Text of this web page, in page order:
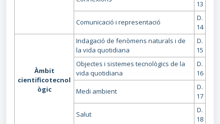
13
Comunicació i representació
D.
14
Àmbit
cientificotecnol
ògic
Indagació de fenòmens naturals i de
la vida quotidiana
D.
15
Objectes i sistemes tecnològics de la
vida quotidiana
D.
16
Medi ambient
D.
17
Salut
D.
18